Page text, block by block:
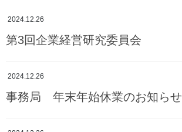
2024.12.26
第3回企業経営研究委員会
2024.12.26
事務局 年末年始休業のお知らせ